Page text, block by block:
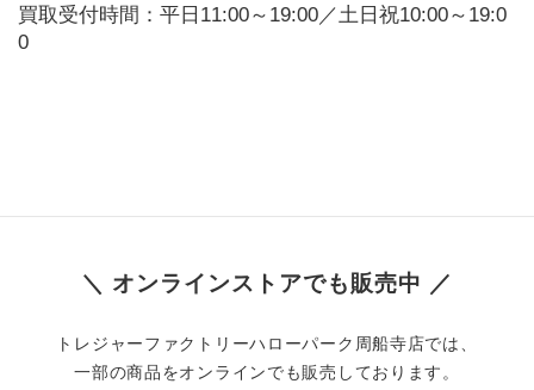
買取受付時間：平日11:00～19:00／土日祝10:00～19:0
0
＼ オンラインストアでも販売中 ／
トレジャーファクトリーハローパーク周船寺店では、
一部の商品をオンラインでも販売しております。